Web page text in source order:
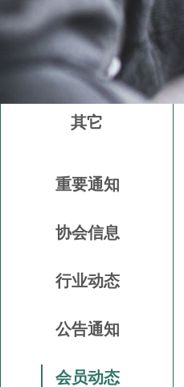
其它
重要通知
协会信息
行业动态
公告通知
会员动态